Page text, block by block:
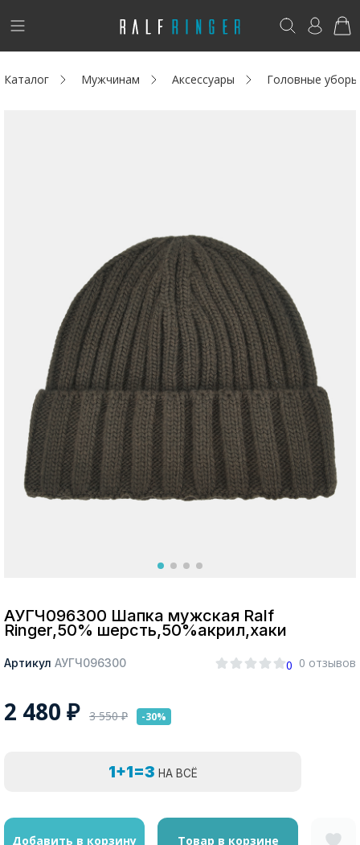
!
Новинки
Акции / Новости
Адреса магазинов
Москва
Возникли вопросы? - club@ralf.ru
Каталог Мужчинам Аксессуары Головные уборы
АУГЧ096300 Шапка мужская Ralf
Ringer,50% шерсть,50%акрил,хаки
Артикул АУГЧ096300 0 0 отзывов
2 480 ₽ 3 550₽ -30%
1+1=3 НА ВСЁ
Добавить в корзину Товар в корзине